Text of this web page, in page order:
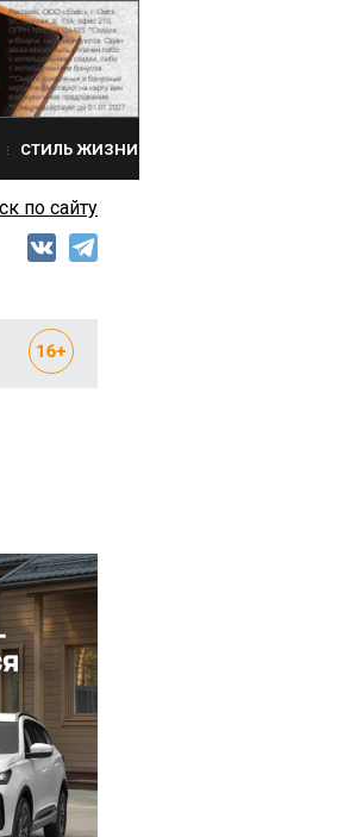
СТИЛЬ ЖИЗНИ
по сайту